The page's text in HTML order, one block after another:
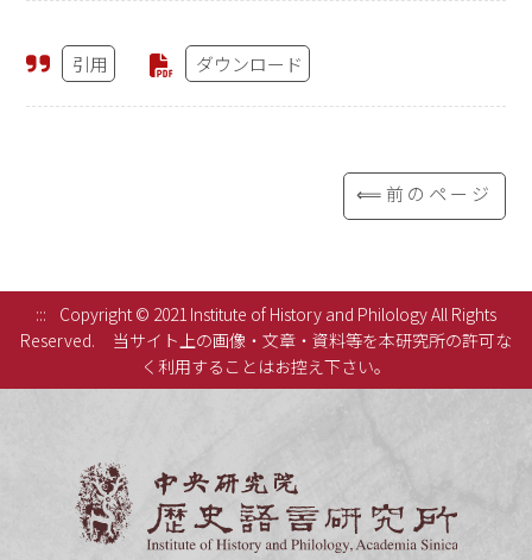
引用 ダウンロード
⟸前のページ
:::
Copyright © 2021 Institute of History and Philology All Rights
Reserved.
当サイト上の画像・文章・資料等を本研究所の許可な
く利用することはお控え下さい。